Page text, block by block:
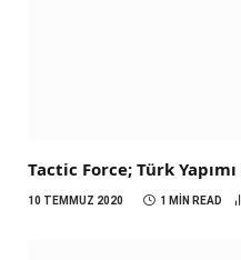
Tactic Force; Türk
10 TEMMUZ 2020 1 MIN READ